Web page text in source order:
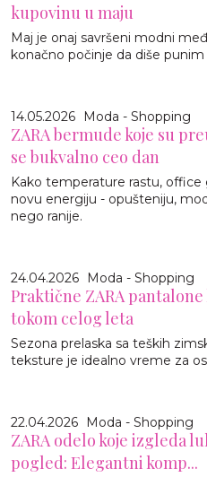
kupovinu u maju
Maj je onaj savršeni modni
konačno počinje da diše punim
14.05.2026 Moda - Shopping
ZARA bermude koje su
se bukvalno ceo dan
Kako temperature rastu,
novu energiju - opušteniju,
nego ranije.
24.04.2026 Moda - Shopping
Praktične ZARA
tokom celog leta
Sezona prelaska sa teških
teksture je idealno vreme za
22.04.2026 Moda - Shopping
ZARA odelo koje izgleda
pogled: Elegantni komp...